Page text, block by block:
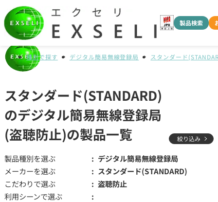
製品検索
種別で探す デジタル簡易無線登録局 スタンダード
スタンダード(STANDARD)
のデジタル簡易無線登録局
(盗聴防止)の製品一覧
絞り込み
製品種別を選ぶ
デジタル簡易無線登録局
メーカーを選ぶ
スタンダード(STANDARD)
こだわりで選ぶ
盗聴防止
利用シーンで選ぶ